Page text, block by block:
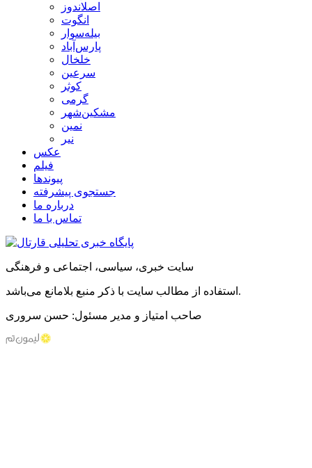
اصلاندوز
انگوت
بیله‌سوار
پارس‌آباد
خلخال
سرعین
کوثر
گرمی
مشکین‌شهر
نمین
نیر
عکس
فیلم
پیوندها
جستجوی پیشرفته
درباره ما
تماس با ما
سایت خبری، سیاسی، اجتماعی و فرهنگی
استفاده از مطالب سایت با ذکر منبع بلامانع می‌باشد.
صاحب امتیاز و مدیر مسئول: حسن سروری